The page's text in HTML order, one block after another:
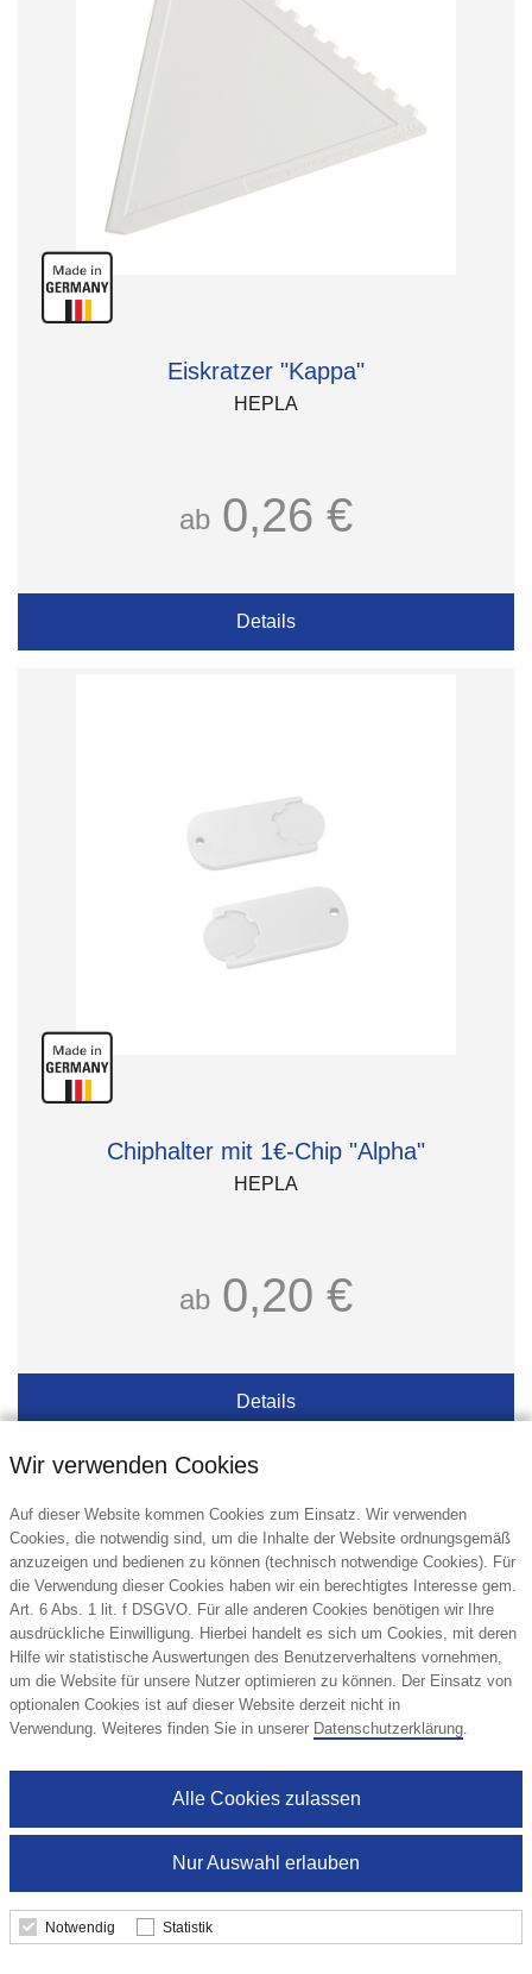
Eiskratzer "Kappa"
HEPLA
ab 0,26 €
Details
Chiphalter mit 1€-Chip "Alpha"
HEPLA
ab 0,20 €
Details
Haftnotizen-Lesezeichen, mini
Wir verwenden Cookies
Auf dieser Website kommen Cookies zum Einsatz. Wir verwenden
Cookies, die notwendig sind, um die Inhalte der Website ordnungsgemäß
anzuzeigen und bedienen zu können (technisch notwendige Cookies). Für
die Verwendung dieser Cookies haben wir ein berechtigtes Interesse gem.
Art. 6 Abs. 1 lit. f DSGVO. Für alle anderen Cookies benötigen wir Ihre
ausdrückliche Einwilligung. Hierbei handelt es sich um Cookies, mit deren
Hilfe wir statistische Auswertungen des Benutzerverhaltens vornehmen,
um die Website für unsere Nutzer optimieren zu können. Der Einsatz von
optionalen Cookies ist auf dieser Website derzeit nicht in
Verwendung. Weiteres finden Sie in unserer Datenschutzerklärung.
Nur Auswahl erlauben
Alle Cookies zulassen
Notwendig Statistik